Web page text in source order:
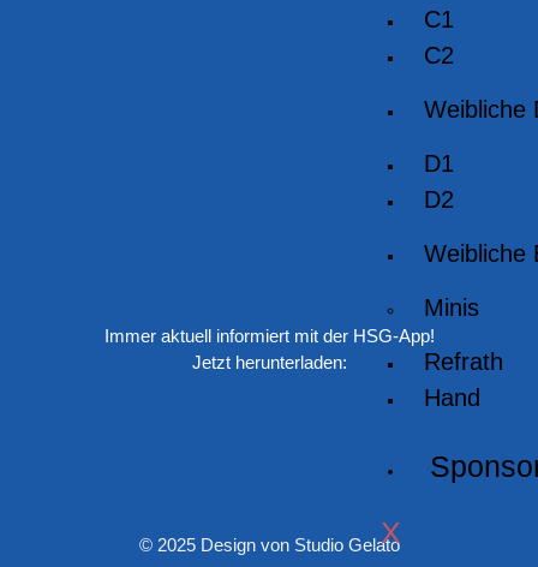
C1
C2
Weibliche
D1
D2
Weibliche
Minis
Refrath
Hand
X
Immer aktuell informiert mit der HSG-App!
Jetzt herunterladen:
© 2025 Design von Studio Gelato